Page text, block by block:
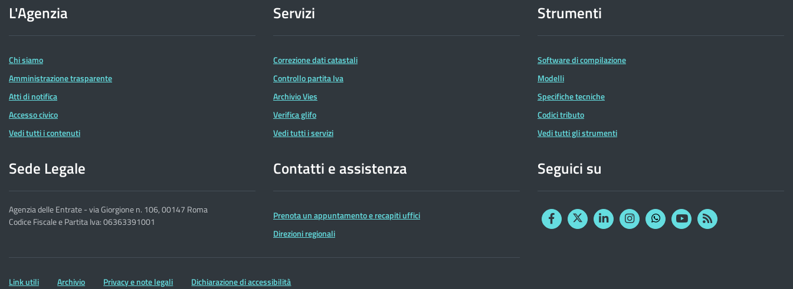
dell'Agenzia
delle
Entrate
L'Agenzia
Chi siamo
Amministrazione trasparente
Atti di notifica
Accesso civico
Vedi tutti i contenuti
Servizi
Correzione dati catastali
Controllo partita Iva
Archivio Vies
Verifica glifo
Vedi tutti i servizi
Strumenti
Software di compilazione
Modelli
Specifiche tecniche
Codici tributo
Vedi tutti gli strumenti
Sede Legale
Agenzia delle Entrate - via Giorgione n. 106, 00147 Roma
Codice Fiscale e Partita Iva: 06363391001
Contatti e assistenza
Prenota un appuntamento e recapiti uffici
Direzioni regionali
Seguici su
FacebookTwitterLinkedinInstagram
YouTubeRSS
Altre
Link utili Archivio Privacy e note legali Dichiarazione di accessibilità